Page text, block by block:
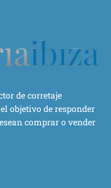
de corretaje
objetivo de responder
comprar o vender